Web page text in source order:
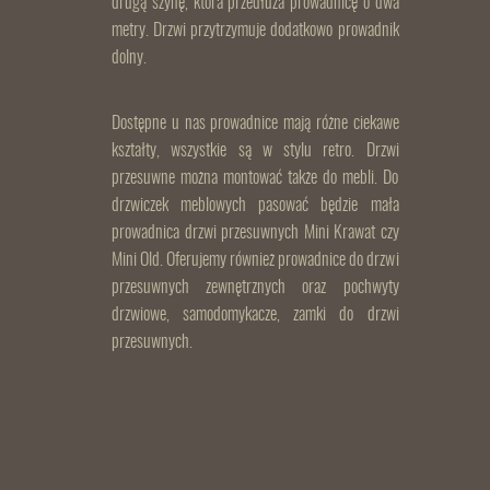
metry. Drzwi przytrzymuje dodatkowo prowadnik
dolny.
Dostępne u nas prowadnice mają różne ciekawe
kształty, wszystkie są w stylu retro. Drzwi
przesuwne można montować także do mebli. Do
drzwiczek meblowych pasować będzie mała
prowadnica drzwi przesuwnych Mini Krawat czy
Mini Old. Oferujemy również prowadnice do drzwi
przesuwnych zewnętrznych oraz pochwyty
drzwiowe, samodomykacze, zamki do drzwi
przesuwnych.